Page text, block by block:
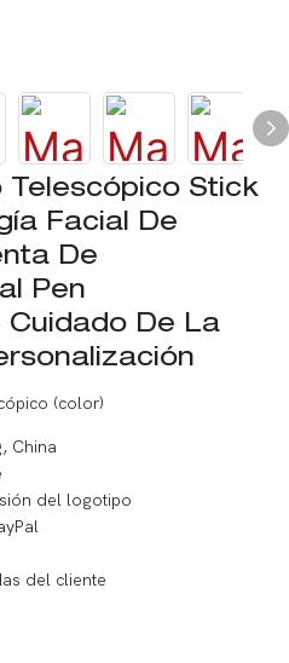
Telescópico Stick
Facial De
De
Pen
De La
(color)
China
del logotipo
del cliente